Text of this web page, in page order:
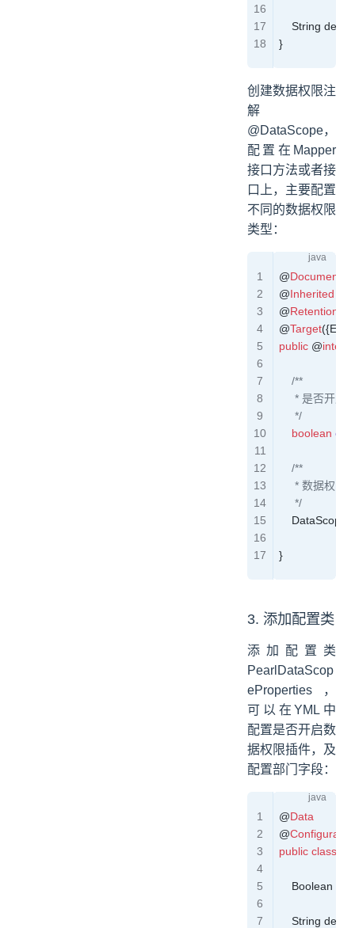
    String
desc
}
创建数据权限注
解
@DataScope，
配置在Mapper
接口方法或者接
口上，主要配置
不同的数据权限
类型：
@Documented
@Inherited
@Retention
@Target({
public @
    /**
* 是否开启
     */
    boolean
    /**
* 数据权
     */
}
3. 添加配置类
添加配置类
PearlDataScop
eProperties，
可以在YML中
配置是否开启数
据权限插件，及
配置部门字段：
@Data
@
public class
    Boolean
    String